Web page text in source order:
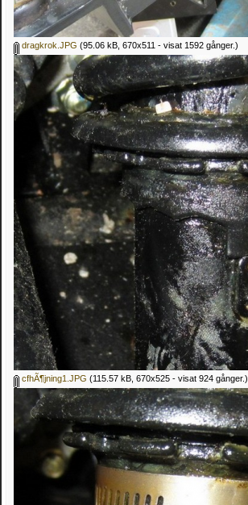
dragkrok.JPG (95.06 kB, 670x511 - visat 1592 gånger.)
cfhÃ¶jning1.JPG (115.57 kB, 670x525 - visat 924 gånger.)